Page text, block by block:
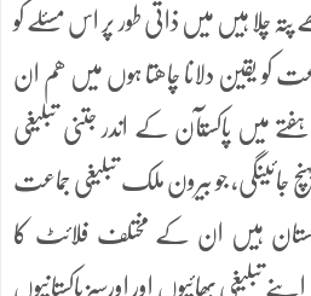
چلا ہیں میں ذاتی طور پر اس مسئلے کو
کو یقین دلانا چاھتا ہوں میں ھم ان
میں پاکستآن کے اندر جتنی تبلیغی
جائینگی، جو بیرون ملک تبلیغی جماعت
ہیں ان کے مختلف فلائٹ کا
تبلیغی بھائیوں اور اورسیز پاکستانیوں